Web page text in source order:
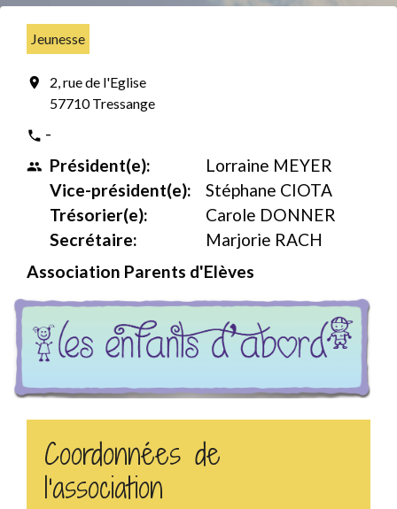
Jeunesse
location_on
2, rue de l'Eglise
57710 Tressange
phone -
people Président(e):
Vice-président(e):
Trésorier(e):
Secrétaire:
Lorraine MEYER
Stéphane CIOTA
Carole DONNER
Marjorie RACH
Association Parents d'Elèves
Coordonnées de
l'association